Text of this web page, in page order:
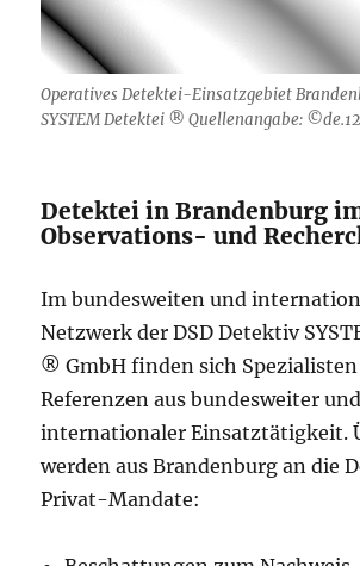
Operatives Detektei-Einsatzgebiet
SYSTEM Detektei ® Quellenangabe:
Detektei in Brandenburg
Observations- und
Im bundesweiten und
Netzwerk der DSD Detektiv
® GmbH finden sich
Referenzen aus bundesweiter und
internationaler Einsatztätigkeit.
werden aus Brandenburg an die
Privat-Mandate: